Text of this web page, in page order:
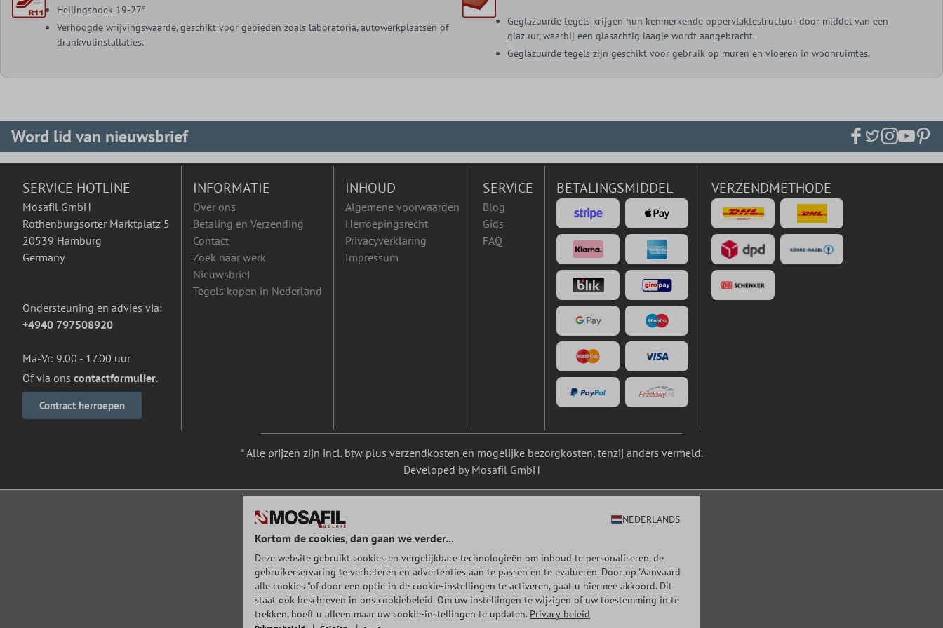
Hellingshoek 19-27°
Verhoogde wrijvingswaarde, geschikt voor gebieden zoals laboratoria, autowerkplaatsen of
drankvulinstallaties.
Geglazuurde tegels krijgen hun kenmerkende oppervlaktestructuur door middel van een
glazuur, waarbij een glasachtig laagje wordt aangebracht.
Geglazuurde tegels zijn geschikt voor gebruik op muren en vloeren in woonruimtes.
Word lid van nieuwsbrief
SERVICE HOTLINE
Mosafil GmbH
Rothenburgsorter Marktplatz 5
20539 Hamburg
Germany
Ondersteuning en advies via:
+4940 797508920
Ma-Vr: 9.00 - 17.00 uur
Of via ons contactformulier.
Contract herroepen
INFORMATIE
Over ons
Betaling en Verzending
Contact
Zoek naar werk
Nieuwsbrief
Tegels kopen in Nederland
INHOUD
Algemene voorwaarden
Herroepingsrecht
Privacyverklaring
Impressum
SERVICE
Blog
Gids
FAQ
BETALINGSMIDDEL VERZENDMETHODE
* Alle prijzen zijn incl. btw plus verzendkosten en mogelijke bezorgkosten, tenzij anders vermeld.
Developed by Mosafil GmbH
NEDERLANDS
Kortom de cookies, dan gaan we verder...
Deze website gebruikt cookies en vergelijkbare technologieën om inhoud te personaliseren, de
gebruikerservaring te verbeteren en advertenties aan te passen en te evalueren. Door op "Aanvaard
alle cookies "of door een optie in de cookie-instellingen te activeren, gaat u hiermee akkoord. Dit
staat ook beschreven in ons cookiebeleid. Om uw instellingen te wijzigen of uw toestemming in te
trekken, hoeft u alleen maar uw cookie-instellingen te updaten. Privacy beleid